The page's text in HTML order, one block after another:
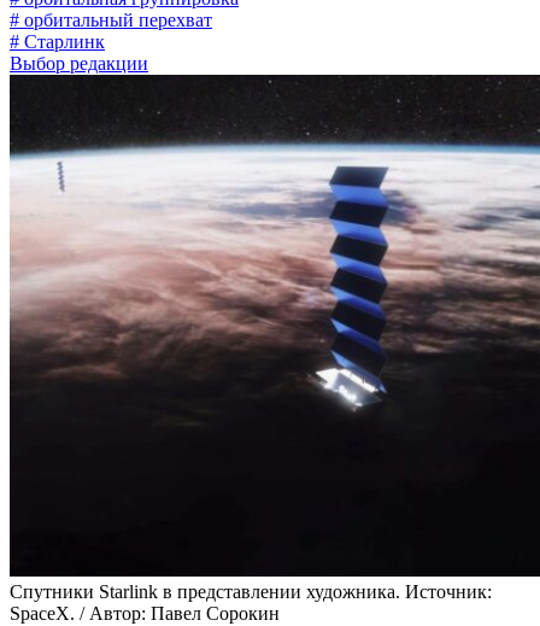
# орбитальный перехват
# Старлинк
Выбор редакции
Спутники Starlink в представлении художника. Источник:
SpaceX. / Автор: Павел Сорокин